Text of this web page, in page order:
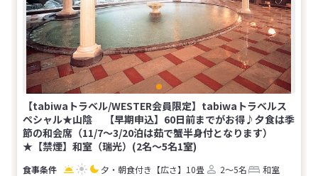
【tabiwaトラベル/WESTER会員限定】tabiwaトラベルス
ペシャル★山陰 【早期申込】60日前までがお得♪夕食は季
節の和会席（11/7～3/20泊は茹で蟹半身付となります）
★【禁煙】和室（瑞光）(2名～5名1室)
夕・朝食付き 【広さ】10畳 2～5名
和室